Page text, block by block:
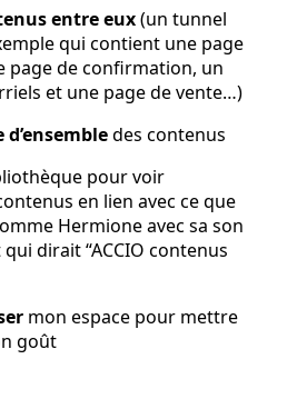
entre eux(un tunnel
qui contient une page
page de confirmation, un
et une page de vente…)
d’ensembledes contenus
pour voir
en lien avec ce que
Hermione avec sa son
dirait “ACCIO contenus
mon espace pour mettre
goût